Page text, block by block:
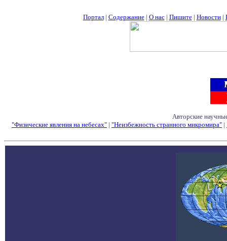
Портал| Содержание| О нас| Пишите| Новости|
Авторские
"Физические явления на небесах" | "Неизбежность странного микромира" |